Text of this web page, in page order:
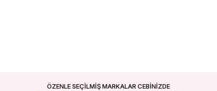
ÖZENLE SEÇİLMİŞ MARKALAR CEBİNİZDE